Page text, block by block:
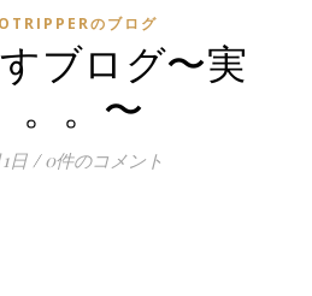
のブログ
ブログ〜実
。。〜
日 / 0件のコメント